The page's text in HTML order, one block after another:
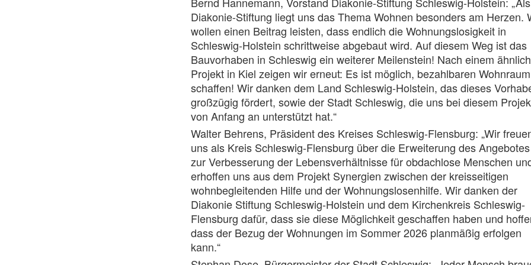
Diakonie-Stiftung liegt uns das Thema Wohnen besonders am Herzen.
wollen einen Beitrag leisten, dass endlich die Wohnungslosigkeit in
Schleswig-Holstein schrittweise abgebaut wird. Auf diesem Weg ist das
Bauvorhaben in Schleswig ein weiterer Meilenstein! Nach einem
Projekt in Kiel zeigen wir erneut: Es ist möglich, bezahlbaren
schaffen! Wir danken dem Land Schleswig-Holstein, das dieses
großzügig fördert, sowie der Stadt Schleswig, die uns bei diesem
von Anfang an unterstützt hat.“
Walter Behrens, Präsident des Kreises Schleswig-Flensburg: „Wir
uns als Kreis Schleswig-Flensburg über die Erweiterung des Angebotes
zur Verbesserung der Lebensverhältnisse für obdachlose Menschen
erhoffen uns aus dem Projekt Synergien zwischen der kreisseitigen
wohnbegleitenden Hilfe und der Wohnungslosenhilfe. Wir danken der
Diakonie Stiftung Schleswig-Holstein und dem Kirchenkreis Schleswig-
Flensburg dafür, dass sie diese Möglichkeit geschaffen haben und
dass der Bezug der Wohnungen im Sommer 2026 planmäßig erfolgen
kann.“